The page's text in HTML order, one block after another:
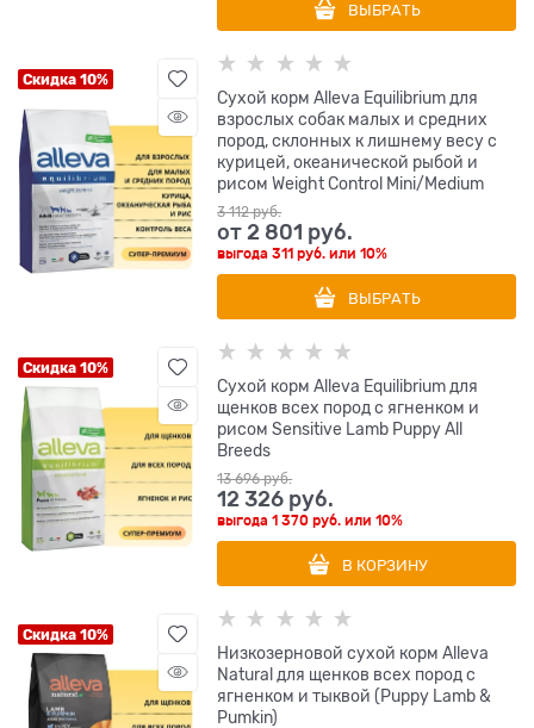
ВЫБРАТЬ
Скидка 10%
Сухой корм Alleva Equilibrium для
взрослых собак малых и средних
пород, склонных к лишнему весу с
курицей, океанической рыбой и
рисом Weight Control Mini/Medium
3 112 руб.
от2 801 руб.
выгода311 руб. или10%
ВЫБРАТЬ
Скидка 10%
Сухой корм Alleva Equilibrium для
щенков всех пород с ягненком и
рисом Sensitive Lamb Puppy All
Breeds
13 696 руб.
12 326 руб.
выгода1 370 руб. или10%
В КОРЗИНУ
Скидка 10%
Низкозерновой сухой корм Alleva
Natural для щенков всех пород с
ягненком и тыквой (Puppy Lamb &
Pumkin)